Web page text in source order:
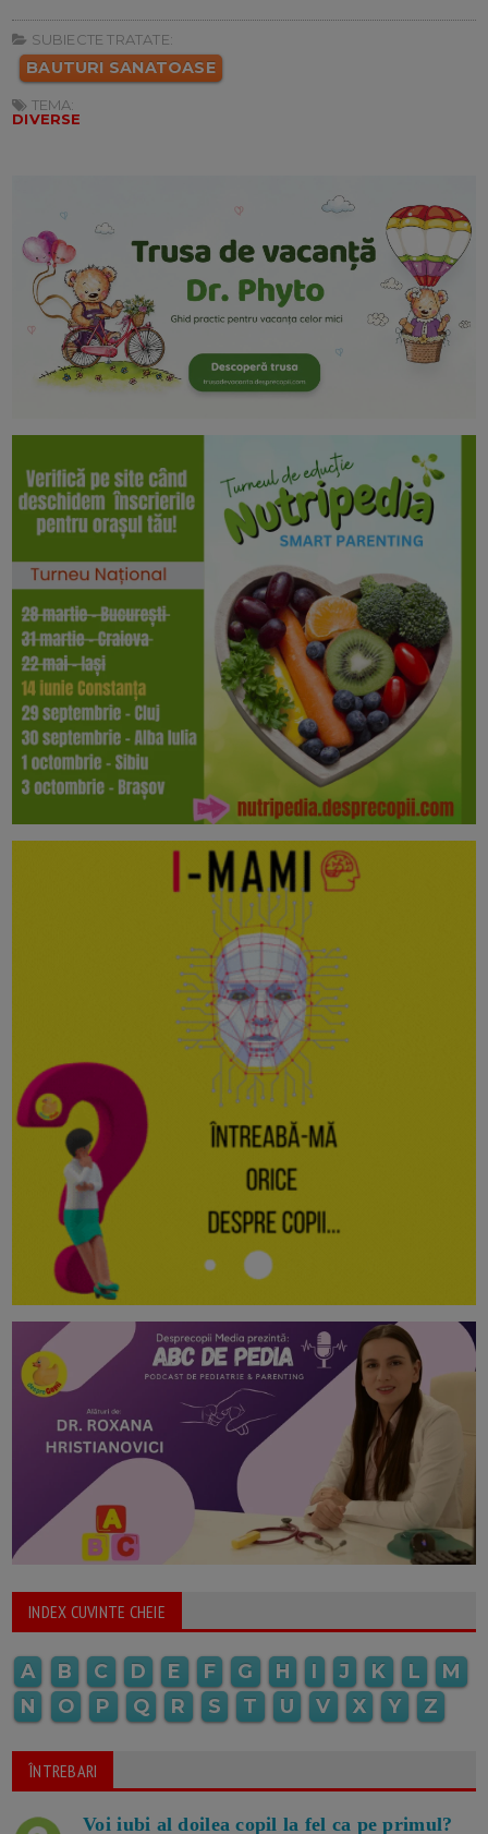
SUBIECTE TRATATE:
BAUTURI SANATOASE
TEMA:
DIVERSE
INDEX CUVINTE CHEIE
A B C D E F G H I J K L
M
N
O P Q R S T U V X Y Z
ÎNTREBARI
Voi iubi al doilea copil la fel ca pe primul?